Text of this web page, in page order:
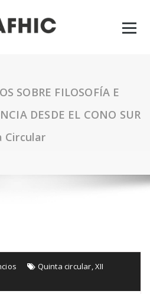
SOBRE FILOSOFÍA E
DESDE EL CONO SUR
Circular
Quinta circular ,XII